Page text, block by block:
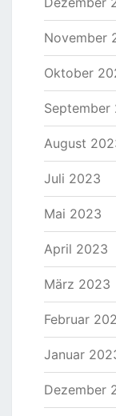
November
Oktober
September
August
Juli 2023
Mai 2023
April 2023
März 2023
Februar
Januar
Dezember